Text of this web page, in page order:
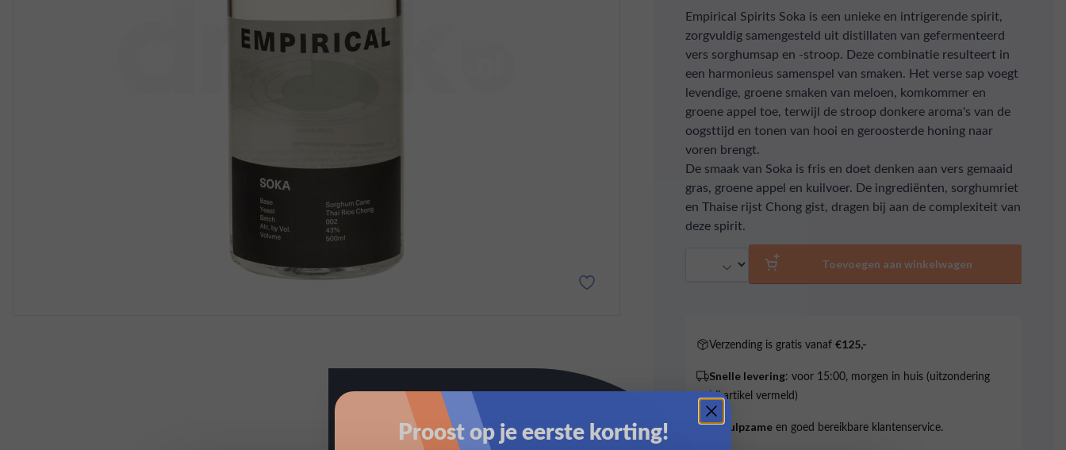
Empirical Spirits Soka is een unieke en intrigerende spirit,
zorgvuldig samengesteld uit distillaten van gefermenteerd
vers sorghumsap en -stroop. Deze combinatie resulteert in
een harmonieus samenspel van smaken. Het verse sap voegt
levendige, groene smaken van meloen, komkommer en
groene appel toe, terwijl de stroop donkere aroma's van de
oogsttijd en tonen van hooi en geroosterde honing naar
voren brengt.
De smaak van Soka is fris en doet denken aan vers gemaaid
gras, groene appel en kuilvoer. De ingrediënten, sorghumriet
en Thaise rijst Chong gist, dragen bij aan de complexiteit van
deze spirit.
Toevoegen aan winkelwagen
Verzending is gratis vanaf€125,-
Snelle levering: voor 15:00, morgen in huis (uitzondering
bij artikel vermeld)
Behulpzame en goed bereikbare klantenservice.
Proost op je eerste korting!